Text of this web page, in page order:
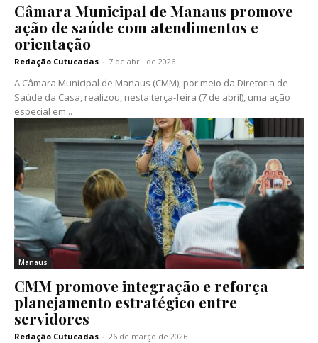
Câmara Municipal de Manaus promove
ação de saúde com atendimentos e
orientação
Redação Cutucadas - 7 de abril de 2026
A Câmara Municipal de Manaus (CMM), por meio da Diretoria de
Saúde da Casa, realizou, nesta terça-feira (7 de abril), uma ação
especial em...
Manaus
CMM promove integração e reforça
planejamento estratégico entre
servidores
Redação Cutucadas - 26 de março de 2026